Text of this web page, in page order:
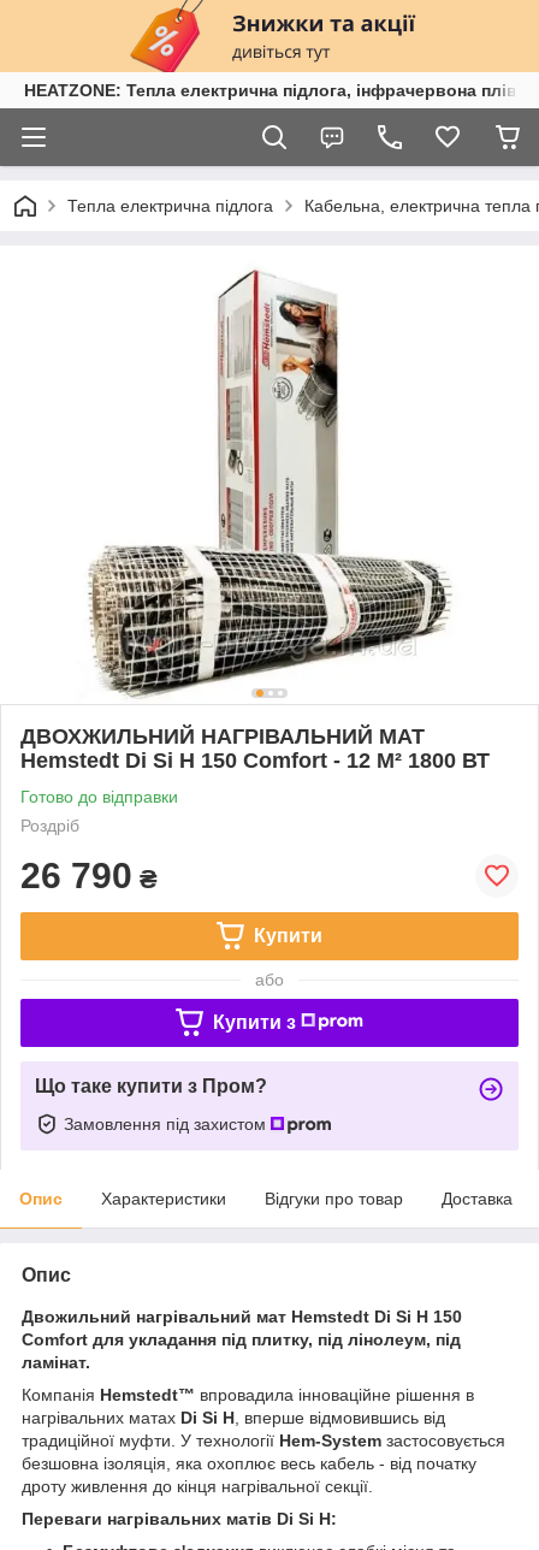
HEATZONE: Тепла електрична підлога, інфрачервона
Тепла електрична підлога Кабельна, електрична
ДВОХЖИЛЬНИЙ НАГРІВАЛЬНИЙ МАТ
Hemstedt Di Si H 150 Comfort - 12 М² 1800 ВТ
Готово до відправки
Роздріб
26 790 ₴
Купити
або
Купити з
Що таке купити з Пром?
Замовлення під захистом
Опис Характеристики Відгуки про товар Доставка
Опис
Двожильний нагрівальний мат Hemstedt Di Si H 150
Comfort для укладання під плитку, під лінолеум, під
ламінат.
Компанія Hemstedt™ впровадила інноваційне рішення в
нагрівальних матах Di Si H , вперше відмовившись від
традиційної муфти. У технології Hem-System застосовується
безшовна ізоляція, яка охоплює весь кабель - від початку
дроту живлення до кінця нагрівальної секції.
Переваги нагрівальних матів Di Si H: